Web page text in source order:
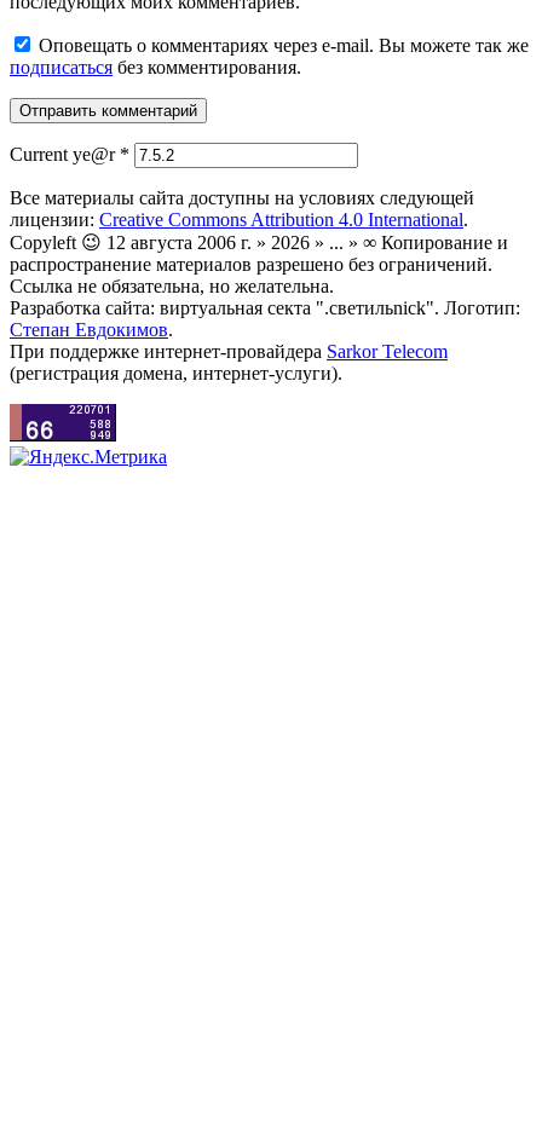
Оповещать о комментариях через e-mail. Вы можете так же
подписаться без комментирования.
Current ye@r *
Все материалы сайта доступны на условиях следующей
лицензии: Creative Commons Attribution 4.0 International.
Copyleft 😉 12 августа 2006 г. » 2026 » ... » ∞ Копирование и
распространение материалов разрешено без ограничений.
Ссылка не обязательна, но желательна.
Разработка сайта: виртуальная секта ".светильnick". Логотип:
Степан Евдокимов.
При поддержке интернет-провайдера Sarkor Telecom
(регистрация домена, интернет-услуги).